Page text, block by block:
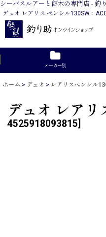
シーバスルアーと餌木の専門店 - 釣
デュオ レアリス ペンシル130SW：
メーカー別
ホーム > デュオ > レアリスペンシル
デュオ レアリ
4525918093815